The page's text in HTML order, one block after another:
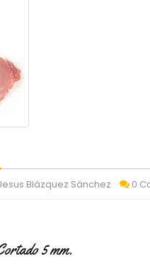
Blázquez Sánchez 0
5 mm.